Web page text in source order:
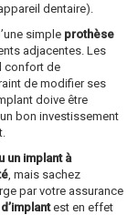
dentaire).
simple prothèse
adjacentes. Les
confort de
de modifier ses
doive être
bon investissement
un implant à
, mais sachez
par votre assurance
est en effet